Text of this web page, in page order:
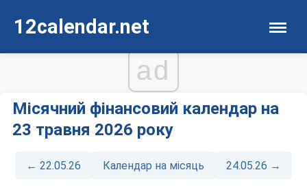
12calendar.net
ad
Місячний фінансовий календар на
23 травня 2026 року
← 22.05.26 Календар на місяць 24.05.26 →